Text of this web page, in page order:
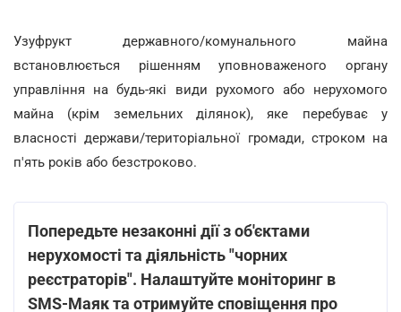
Узуфрукт державного/комунального майна
встановлюється рішенням уповноваженого органу
управління на будь-які види рухомого або нерухомого
майна (крім земельних ділянок), яке перебуває у
власності держави/територіальної громади, строком на
п'ять років або безстроково.
Попередьте незаконні дії з об'єктами
нерухомості та діяльність "чорних
реєстраторів". Налаштуйте моніторинг в
SMS-Маяк та отримуйте сповіщення про